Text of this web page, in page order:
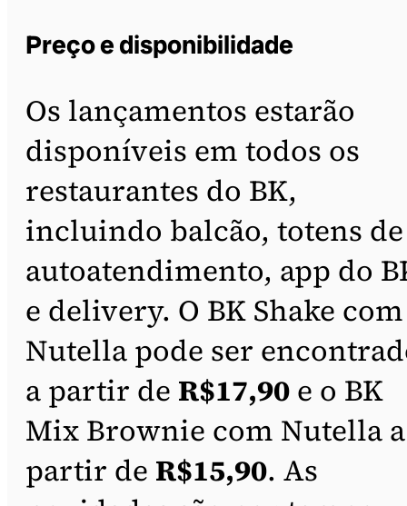
Preço e disponibilidade
Os lançamentos estarão
disponíveis em todos os
restaurantes do BK,
incluindo balcão, totens de
autoatendimento, app do
e delivery. O BK Shake com
Nutella pode ser
a partir de R$17,90 e o BK
Mix Brownie com Nutella a
partir de R$15,90. As